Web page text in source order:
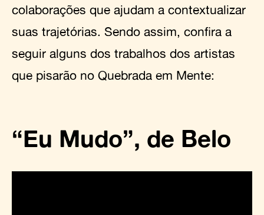
colaborações que ajudam a contextualizar
suas trajetórias. Sendo assim, confira a
seguir alguns dos trabalhos dos artistas
que pisarão no Quebrada em Mente:
“Eu Mudo”, de Belo